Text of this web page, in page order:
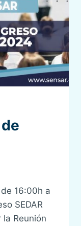
16:00h a
SEDAR
Reunión